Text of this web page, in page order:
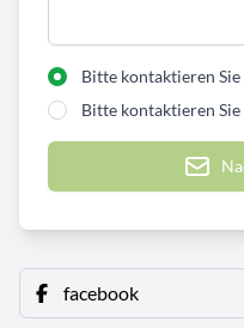
Bitte kontaktieren
Bitte kontaktieren
facebook